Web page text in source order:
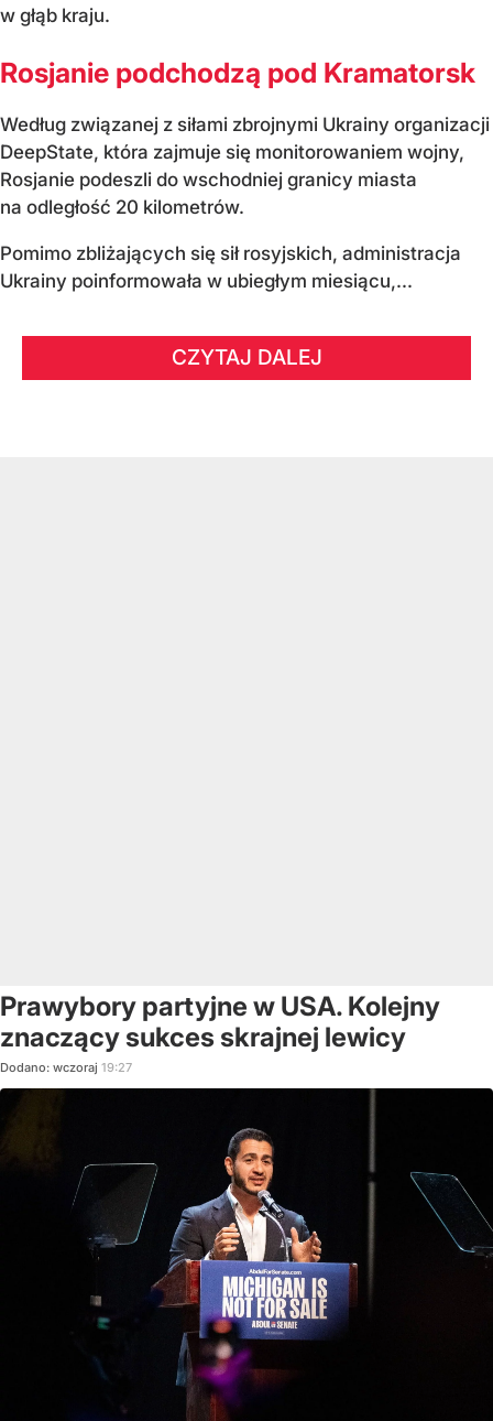
w głąb kraju.
Rosjanie podchodzą pod Kramatorsk
Według związanej z siłami zbrojnymi Ukrainy organizacji
DeepState, która zajmuje się monitorowaniem wojny,
Rosjanie podeszli do wschodniej granicy miasta
na odległość 20 kilometrów.
Pomimo zbliżających się sił rosyjskich, administracja
Ukrainy poinformowała w ubiegłym miesiącu,...
CZYTAJ DALEJ
Prawybory partyjne w USA. Kolejny
znaczący sukces skrajnej lewicy
Dodano: wczoraj 19:27